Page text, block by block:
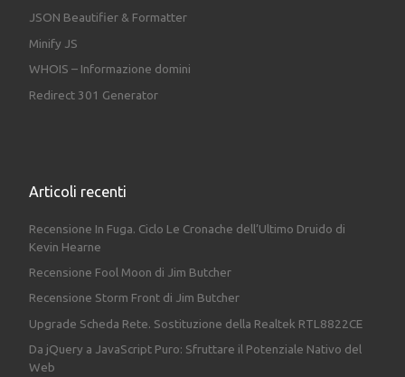
JSON Beautifier & Formatter
Minify JS
WHOIS – Informazione domini
Redirect 301 Generator
Articoli recenti
Recensione In Fuga. Ciclo Le Cronache dell’Ultimo Druido di
Kevin Hearne
Recensione Fool Moon di Jim Butcher
Recensione Storm Front di Jim Butcher
Upgrade Scheda Rete. Sostituzione della Realtek RTL8822CE
Da jQuery a JavaScript Puro: Sfruttare il Potenziale Nativo del
Web